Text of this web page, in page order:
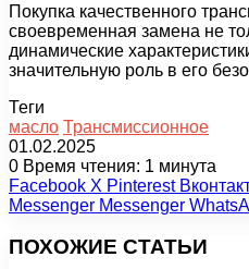
Покупка качественного
своевременная замена не
динамические
значительную роль в его
Теги
масло Трансмиссионное
01.02.2025
0 Время чтения: 1 минута
Facebook X Pinterest
Messenger Messenger
ПОХОЖИЕ СТАТЬИ